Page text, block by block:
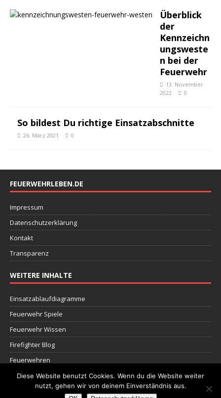
Überblick
der
Kennzeichn
ungsweste
n bei der
Feuerwehr
13. November
2022
0
So bildest Du richtige Einsatzabschnitte
26. März 2021 0
FEUERWEHRLEBEN.DE
Impressum
Datenschutzerklärung
Kontakt
Transparenz
WEITERE INHALTE
Einsatzablaufdiagramme
Feuerwehr Spiele
Feuerwehr Wissen
Firefighter Blog
Feuerwehren
Dokumente
Diese Website benutzt Cookies. Wenn du die Website weiter
nutzt, gehen wir von deinem Einverständnis aus.